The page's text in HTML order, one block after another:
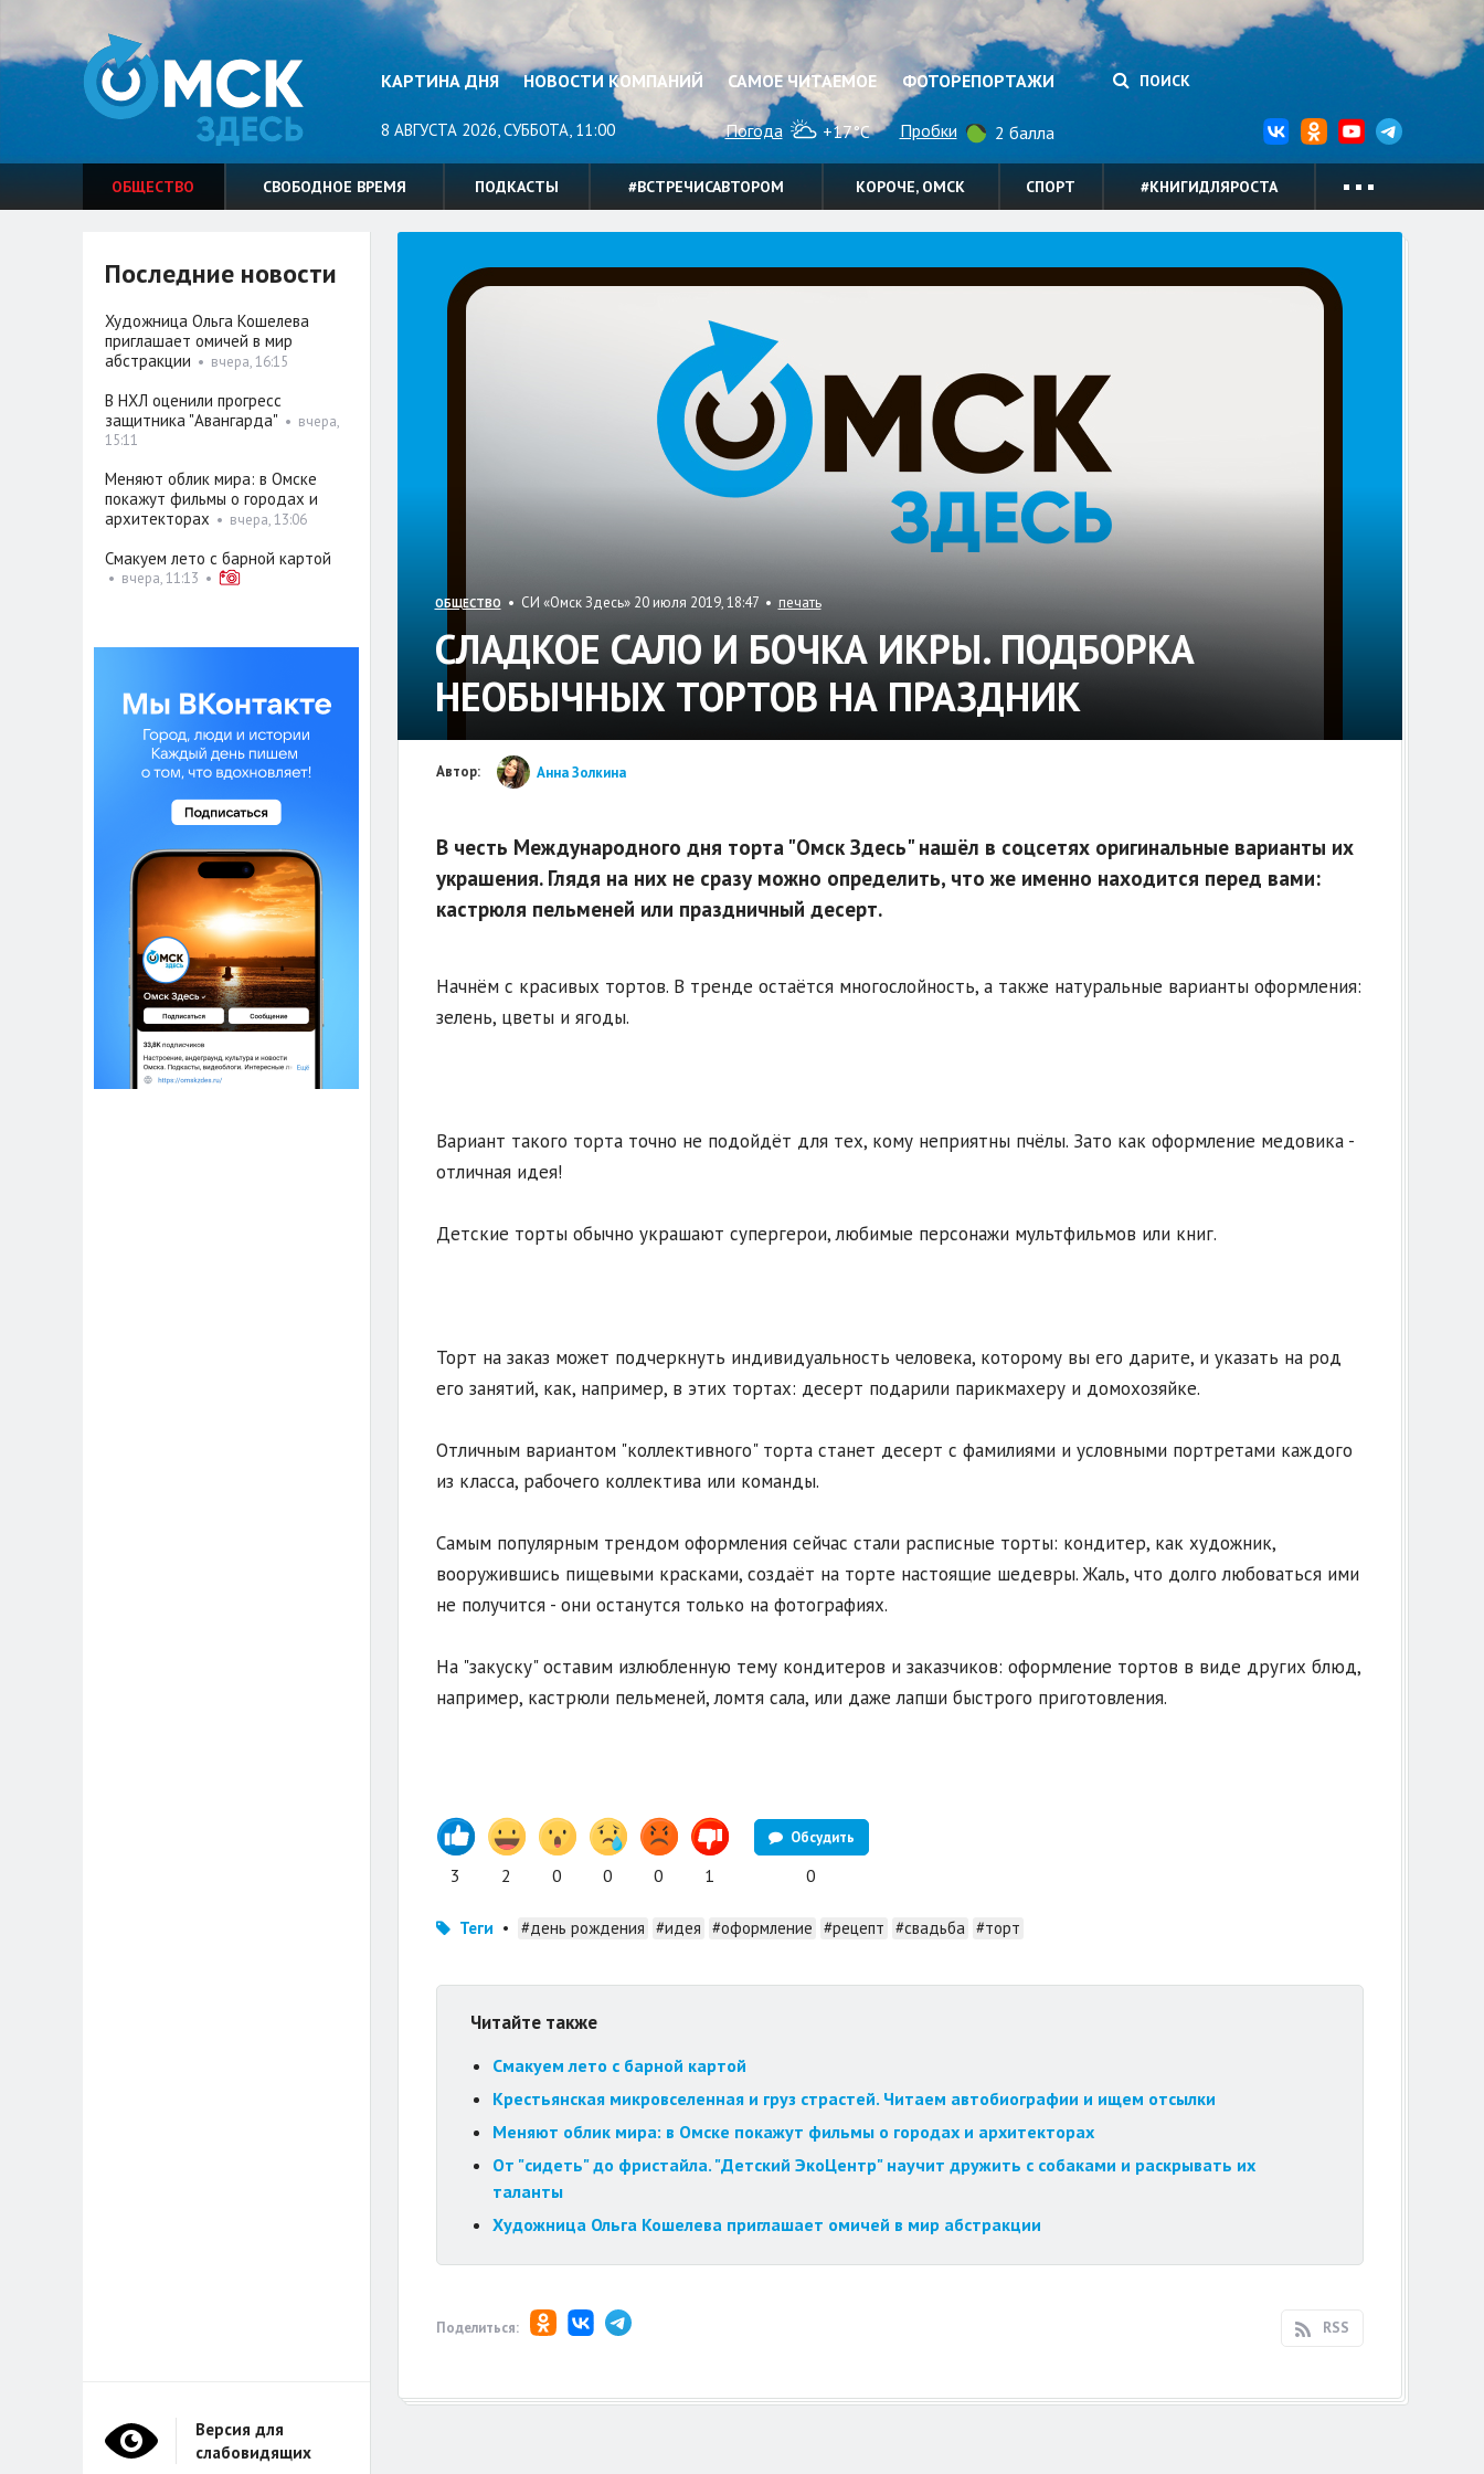
КАРТИНА ДНЯ НОВОСТИ КОМПАНИЙ САМОЕ ЧИТАЕМОЕ ФОТОРЕПОРТАЖИ ПОИСК
8 АВГУСТА 2026, СУББОТА, 11:00 Погода +17°C Пробки 2 балла
ОБЩЕСТВО СВОБОДНОЕ ВРЕМЯ ПОДКАСТЫ #ВСТРЕЧИСАВТОРОМ КОРОЧЕ, ОМСК СПОРТ #КНИГИДЛЯРОСТА
ОБЩЕСТВО • СИ «Омск Здесь» 20 июля 2019, 18:47 • печать
СЛАДКОЕ САЛО И БОЧКА ИКРЫ. ПОДБОРКА
НЕОБЫЧНЫХ ТОРТОВ НА ПРАЗДНИК
Автор: Анна Золкина
В честь Международного дня торта "Омск Здесь" нашёл в соцсетях оригинальные варианты их
украшения. Глядя на них не сразу можно определить, что же именно находится перед вами:
кастрюля пельменей или праздничный десерт.
Начнём с красивых тортов. В тренде остаётся многослойность, а также натуральные варианты оформления:
зелень, цветы и ягоды.
Вариант такого торта точно не подойдёт для тех, кому неприятны пчёлы. Зато как оформление медовика -
отличная идея!
Детские торты обычно украшают супергерои, любимые персонажи мультфильмов или книг.
Торт на заказ может подчеркнуть индивидуальность человека, которому вы его дарите, и указать на род
его занятий, как, например, в этих тортах: десерт подарили парикмахеру и домохозяйке.
Отличным вариантом "коллективного" торта станет десерт с фамилиями и условными портретами каждого
из класса, рабочего коллектива или команды.
Самым популярным трендом оформления сейчас стали расписные торты: кондитер, как художник,
вооружившись пищевыми красками, создаёт на торте настоящие шедевры. Жаль, что долго любоваться ими
не получится - они останутся только на фотографиях.
На "закуску" оставим излюбленную тему кондитеров и заказчиков: оформление тортов в виде других блюд,
например, кастрюли пельменей, ломтя сала, или даже лапши быстрого приготовления.
3 2 0 0 0 1
Обсудить
0
Теги • #день рождения #идея #оформление #рецепт #свадьба #торт
Читайте также
Смакуем лето с барной картой
Крестьянская микровселенная и груз страстей. Читаем автобиографии и ищем отсылки
Меняют облик мира: в Омске покажут фильмы о городах и архитекторах
От "сидеть" до фристайла. "Детский ЭкоЦентр" научит дружить с собаками и раскрывать их
таланты
Художница Ольга Кошелева приглашает омичей в мир абстракции
Поделиться: RSS
Последние новости
Художница Ольга Кошелева
приглашает омичей в мир
абстракции • вчера, 16:15
В НХЛ оценили прогресс
защитника "Авангарда" • вчера,
15:11
Меняют облик мира: в Омске
покажут фильмы о городах и
архитекторах • вчера, 13:06
Смакуем лето с барной картой
• вчера, 11:13 •
Версия для
слабовидящих